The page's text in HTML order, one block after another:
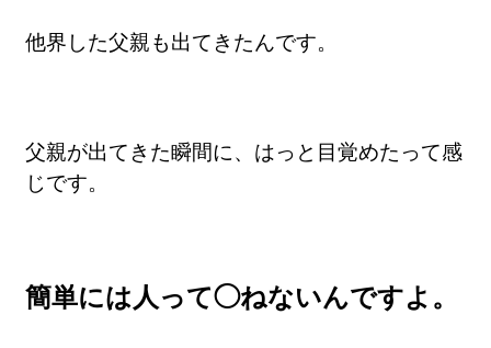
他界した父親も出てきたんです。
父親が出てきた瞬間に、はっと目覚めたって感
じです。
簡単には人って◯ねないんですよ。